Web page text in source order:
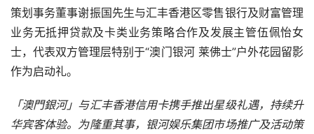
「澳門銀河」与汇丰香港信用卡携手推出星级礼遇，持续升
华宾客体验。为隆重其事，银河娱乐集团市场推广及活动策